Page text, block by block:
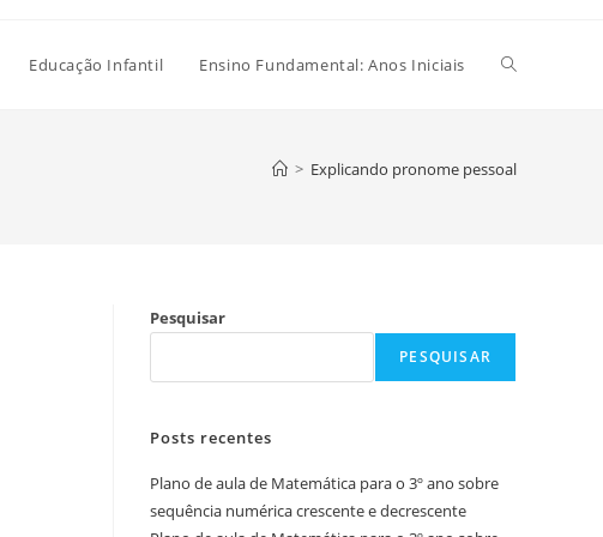
Educação Infantil Ensino Fundamental: Anos Iniciais Alternar
site
> Explicando pronome pessoal
Pesquisar
PESQUISAR
Posts recentes
Plano de aula de Matemática para o 3º ano sobre
sequência numérica crescente e decrescente